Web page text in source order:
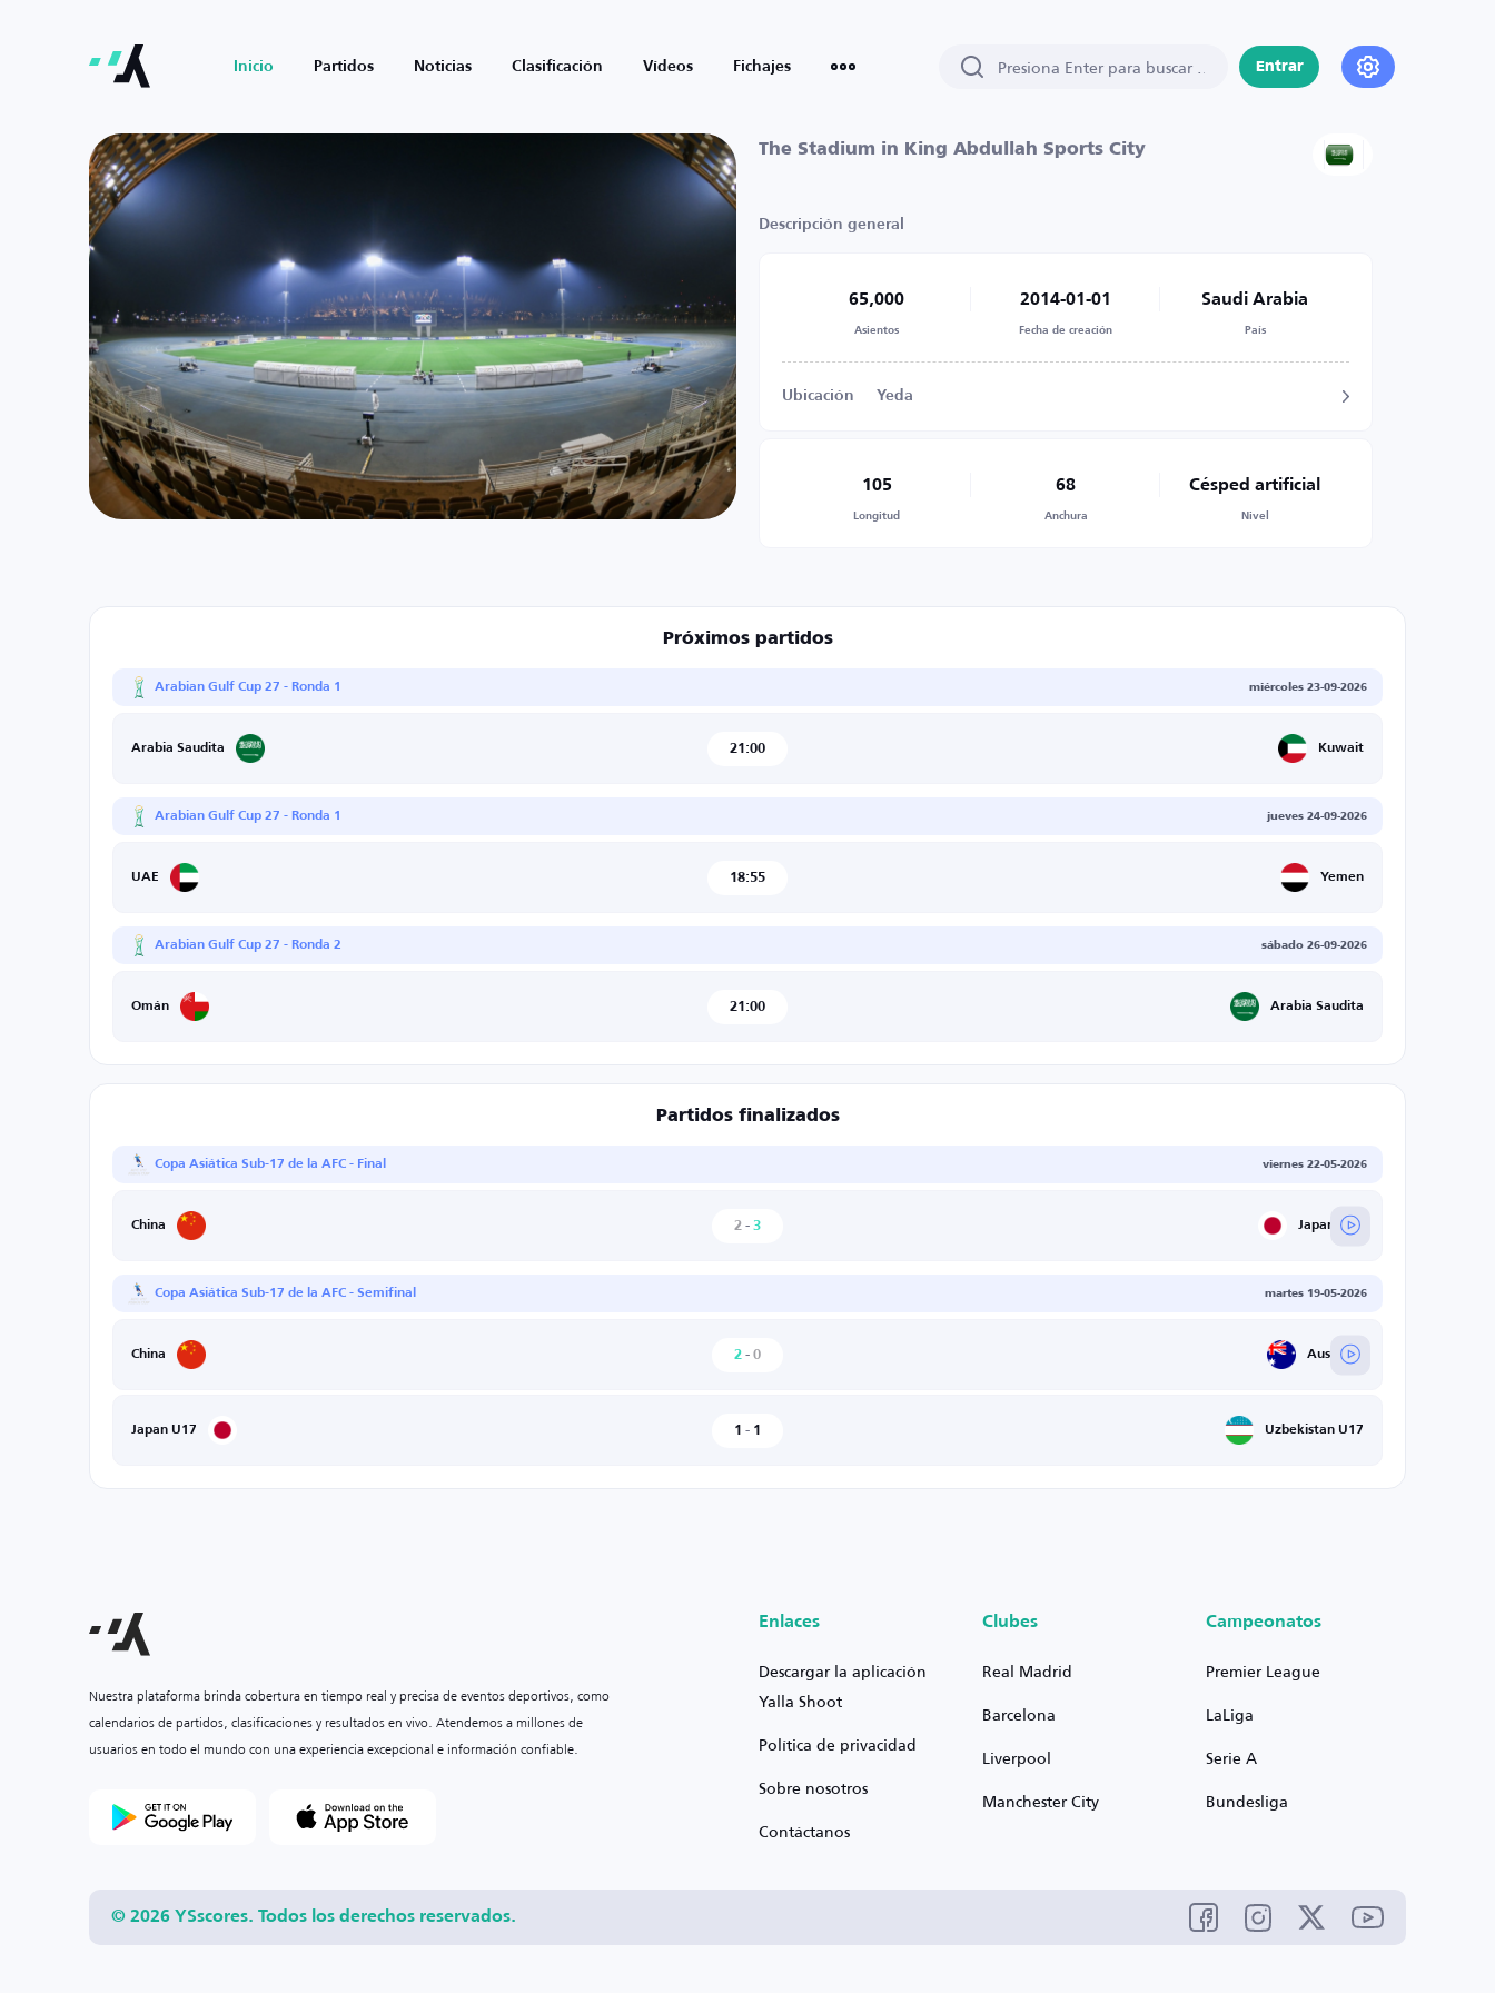
Inicio Partidos Noticias Clasificación Vídeos Fichajes Entrar
The Stadium in King Abdullah Sports City
Descripción general
65,000
Asientos
2014-01-01
Fecha de creación
Saudi Arabia
País
Ubicación Yeda
105
Longitud
68
Anchura
Césped artificial
Nivel
Próximos partidos
Arabian Gulf Cup 27 - Ronda 1 miércoles 23-09-2026
Arabia Saudita 21:00 Kuwait
Arabian Gulf Cup 27 - Ronda 1 jueves 24-09-2026
UAE 18:55 Yemen
Arabian Gulf Cup 27 - Ronda 2 sábado 26-09-2026
Omán 21:00 Arabia Saudita
Partidos finalizados
Copa Asiática Sub-17 de la AFC - Final viernes 22-05-2026
China 2 - 3 Japan U17
Copa Asiática Sub-17 de la AFC - Semifinal martes 19-05-2026
China 2 - 0 Australia
Japan U17 1 - 1 Uzbekistan U17
Nuestra plataforma brinda cobertura en tiempo real y precisa de eventos deportivos, como
calendarios de partidos, clasificaciones y resultados en vivo. Atendemos a millones de
usuarios en todo el mundo con una experiencia excepcional e información confiable.
Enlaces
Descargar la aplicación
Yalla Shoot
Política de privacidad
Sobre nosotros
Contáctanos
Clubes
Real Madrid
Barcelona
Liverpool
Manchester City
Campeonatos
Premier League
LaLiga
Serie A
Bundesliga
© 2026 YSscores. Todos los derechos reservados.